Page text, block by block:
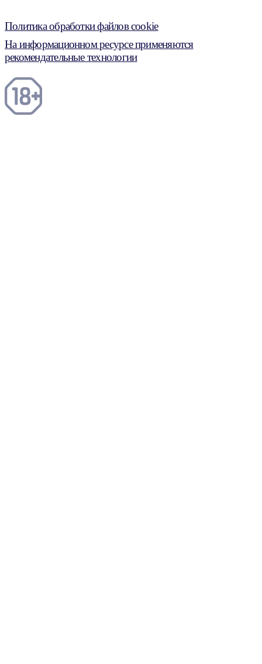
Политика обработки файлов cookie
На информационном ресурсе применяются
рекомендательные технологии